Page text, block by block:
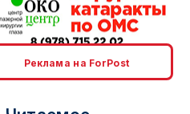
Севастополя
о перспективах
города
подчеркнул он,
erid: 2SDnjcrDNw6
Реклама на ForPost